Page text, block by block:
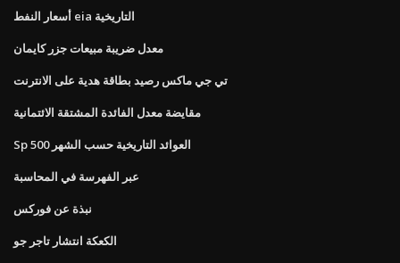
أسعار النفط eia التاريخية
معدل ضريبة مبيعات جزر كايمان
تي جي ماكس رصيد بطاقة هدية على الانترنت
مقايضة معدل الفائدة المشتقة الائتمانية
Sp 500 العوائد التاريخية حسب الشهر
عبر الفهرسة في المحاسبة
نبذة عن فوركس
الكعكة انتشار تاجر جو